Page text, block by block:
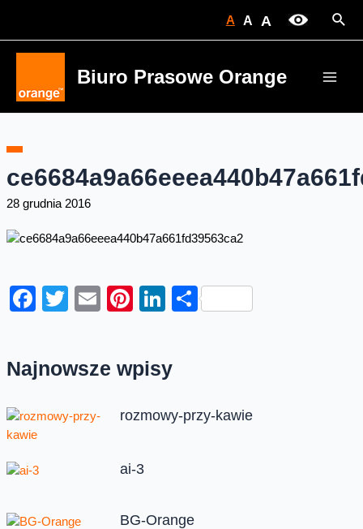
A A A
Biuro Prasowe Orange
28 grudnia 2016
Facebook
Twitter
EmailPinterest
LinkedIn
Share
Najnowsze wpisy
rozmowy-przy-kawie
ai-3
BG-Orange